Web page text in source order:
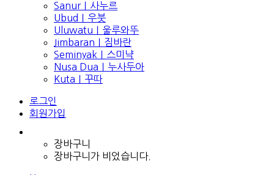
Sanur｜사누르
Ubud｜우붓
Uluwatu｜울루와뚜
Jimbaran｜짐바란
Seminyak｜스미냑
Nusa Dua｜누사두아
Kuta｜꾸따
로그인
회원가입
장바구니
장바구니가 비었습니다.